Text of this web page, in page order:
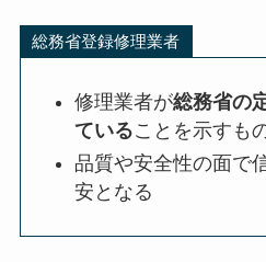
総務省登録修理業者
修理業者が総務省の
ていることを示すも
品質や安全性の面で
安となる